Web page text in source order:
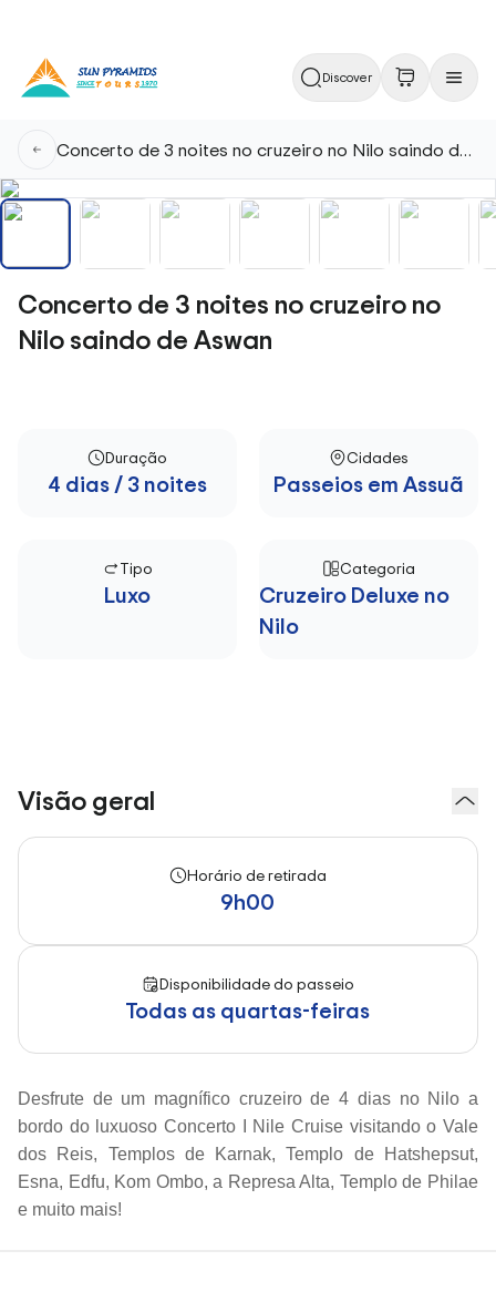
Discover
Concerto de 3 noites no cruzeiro no Nilo saindo de Aswan
Concerto de 3 noites no cruzeiro no
Nilo saindo de Aswan
Duração
4 dias / 3 noites
Cidades
Passeios em Assuã
Tipo
Luxo
Categoria
Cruzeiro Deluxe no
Nilo
Visão geral
Horário de retirada
9h00
Disponibilidade do passeio
Todas as quartas-feiras
Desfrute de um magnífico cruzeiro de 4 dias no Nilo a
bordo do luxuoso Concerto I Nile Cruise visitando o Vale
dos Reis, Templos de Karnak, Templo de Hatshepsut,
Esna, Edfu, Kom Ombo, a Represa Alta, Templo de Philae
e muito mais!